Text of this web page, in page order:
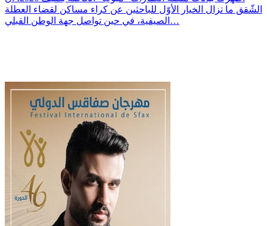
الشّقق ما تزال الخيار الأوّل للباحثين عن كراء مساكن لقضاء العطلة
الصيفية، في حين تواصل جهة الوطن القبلي…